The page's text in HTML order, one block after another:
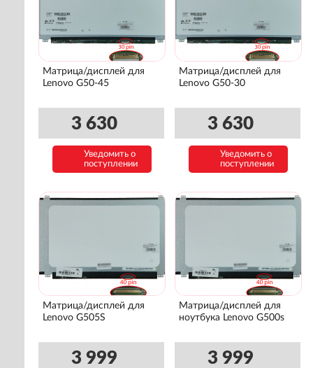
Матрица/дисплей для
Lenovo G50-45
3 630
Уведомить о
поступлении
Матрица/дисплей для
Lenovo G50-30
3 630
Уведомить о
поступлении
Матрица/дисплей для
Lenovo G505S
3 999
Матрица/дисплей для
ноутбука Lenovo G500s
3 999